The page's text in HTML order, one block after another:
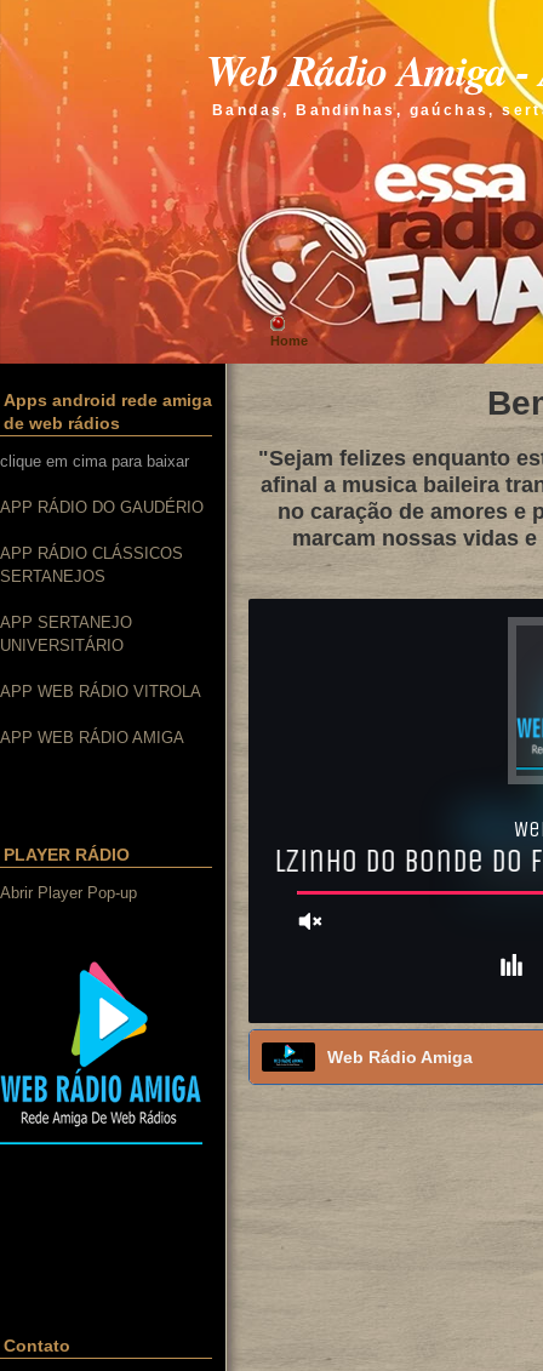
Web Rádio Amiga
Bandas, Bandinhas, gaúchas,
Home
Apps android rede amiga
de web rádios
clique em cima para baixar
APP RÁDIO DO GAUDÉRIO
APP RÁDIO CLÁSSICOS
SERTANEJOS
APP SERTANEJO
UNIVERSITÁRIO
APP WEB RÁDIO VITROLA
APP WEB RÁDIO AMIGA
PLAYER RÁDIO
Abrir Player Pop-up
Contato
"Sejam felizes enquanto
afinal a musica baileira
no caração de amores e
marcam nossas vidas
Web Rádio Amiga